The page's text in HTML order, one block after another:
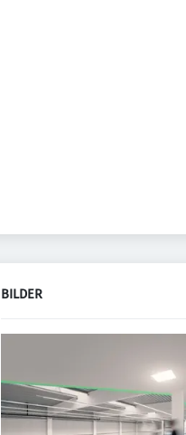
BILDER